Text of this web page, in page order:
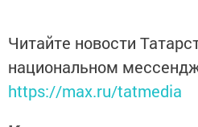
Читайте новости
национальном
https://max.ru/tatmedia